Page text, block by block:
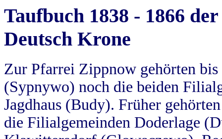
Taufbuch 1838 - 1866
Deutsch Krone
Zur Pfarrei Zippnow gehörten
(Sypnywo) noch die beiden
Jagdhaus (Budy). Früher
die Filialgemeinden Doderlage